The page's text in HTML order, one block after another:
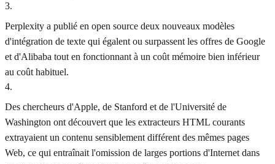
3.
Perplexity a publié en open source deux nouveaux modèles
d'intégration de texte qui égalent ou surpassent les offres de Google
et d'Alibaba tout en fonctionnant à un coût mémoire bien inférieur
au coût habituel.
4.
Des chercheurs d'Apple, de Stanford et de l'Université de
Washington ont découvert que les extracteurs HTML courants
extrayaient un contenu sensiblement différent des mêmes pages
Web, ce qui entraînait l'omission de larges portions d'Internet dans